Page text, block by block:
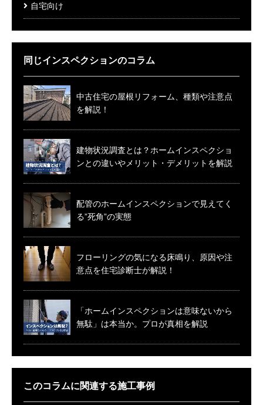
自宅向け
同じインスペクションのコラム
中古住宅の屋根リフォーム、種類や注意点
を解説！
建物状況調査とは？ホームインスペクショ
ンとの違いやメリット・デメリットを解説
配管のホームインスペクションで見えてく
る”死角”の実態
フローリングの気になる床鳴り、原因や注
意点を住宅診断士が解説！
「ホームインスペクションは意味ないから
無駄」は本当か。プロが真相を解説
このコラムに関連する施工事例